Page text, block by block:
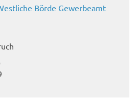
Börde Gewerbeamt